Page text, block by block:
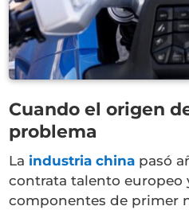
Cuando el origen
problema
La industria china pasó
contrata talento europeo
componentes de primer